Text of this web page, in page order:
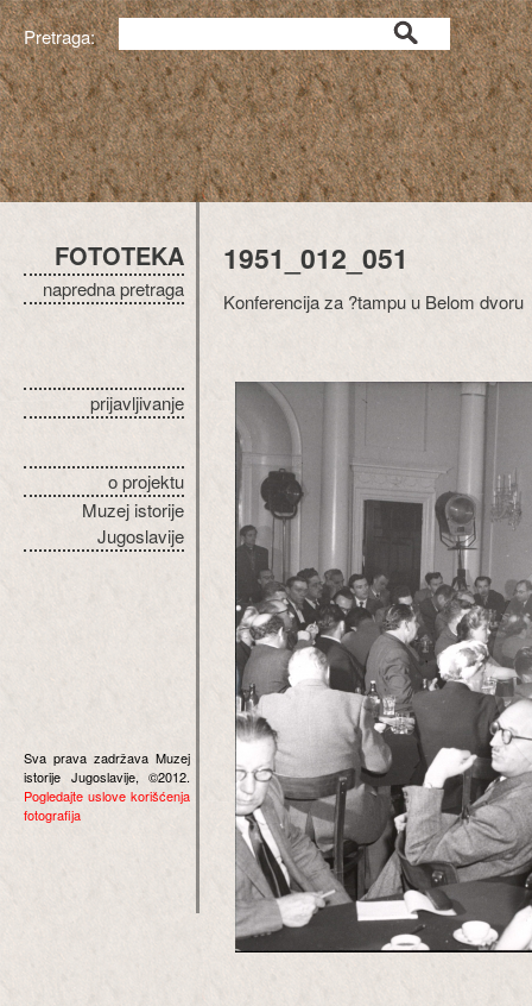
Pretraga:
FOTOTEKA
napredna pretraga
prijavljivanje
o projektu
Muzej istorije
Jugoslavije
Sva prava zadržava Muzej
istorije Jugoslavije, ©2012.
Pogledajte uslove korišćenja
fotografija
1951_012_051
Konferencija za ?tampu u Belom dvoru